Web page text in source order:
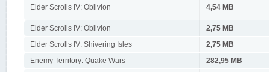
Elder Scrolls IV: Oblivion 4,54 MB
Elder Scrolls IV: Oblivion
2,75 MB
Elder Scrolls IV: Shivering Isles
2,75 MB
Enemy Territory: Quake Wars
282,95 MB